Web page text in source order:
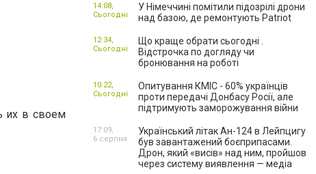
их в своем
У Німеччині помітили підозрілі дрони
над базою, де ремонтують Patriot
14:08,
Сьогодні
Що краще обрати сьогодні .
Відстрочка по догляду чи
бронювання на роботі
12:34,
Сьогодні
Опитування КМІС - 60% українців
проти передачі Донбасу Росії, але
підтримують заморожування війни
10:22,
Сьогодні
Український літак Ан-124 в Лейпцигу
був завантажений боєприпасами.
Дрон, який «висів» над ним, пройшов
через систему виявлення — медіа
17:09,
6 серпня